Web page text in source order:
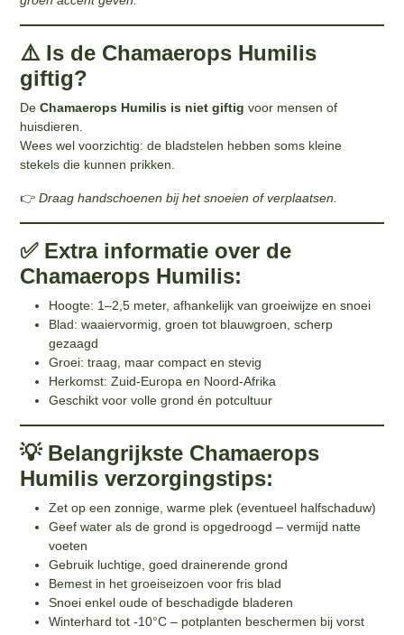
⚠️ Is de Chamaerops Humilis
giftig?
DeChamaerops Humilis is niet giftig voor mensen of
huisdieren.
Wees wel voorzichtig: de bladstelen hebben soms kleine
stekels die kunnen prikken.
👉Draag handschoenen bij het snoeien of verplaatsen.
✅ Extra informatie over de
Chamaerops Humilis:
Hoogte: 1–2,5 meter, afhankelijk van groeiwijze en snoei
Blad: waaiervormig, groen tot blauwgroen, scherp
gezaagd
Groei: traag, maar compact en stevig
Herkomst: Zuid-Europa en Noord-Afrika
Geschikt voor volle grond én potcultuur
💡 Belangrijkste Chamaerops
Humilis verzorgingstips:
Zet op een zonnige, warme plek (eventueel halfschaduw)
Geef water als de grond is opgedroogd – vermijd natte
voeten
Gebruik luchtige, goed drainerende grond
Bemest in het groeiseizoen voor fris blad
Snoei enkel oude of beschadigde bladeren
Winterhard tot -10°C – potplanten beschermen bij vorst